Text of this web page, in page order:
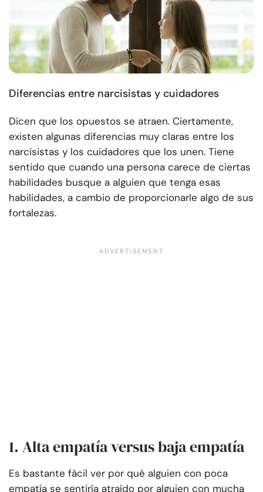
Diferencias entre narcisistas y cuidadores
Dicen que los opuestos se atraen. Ciertamente,
existen algunas diferencias muy claras entre los
narcisistas y los cuidadores que los unen. Tiene
sentido que cuando una persona carece de ciertas
habilidades busque a alguien que tenga esas
habilidades, a cambio de proporcionarle algo de sus
fortalezas.
1. Alta empatía versus baja empatía
Es bastante fácil ver por qué alguien con poca
empatía se sentiría atraído por alguien con mucha